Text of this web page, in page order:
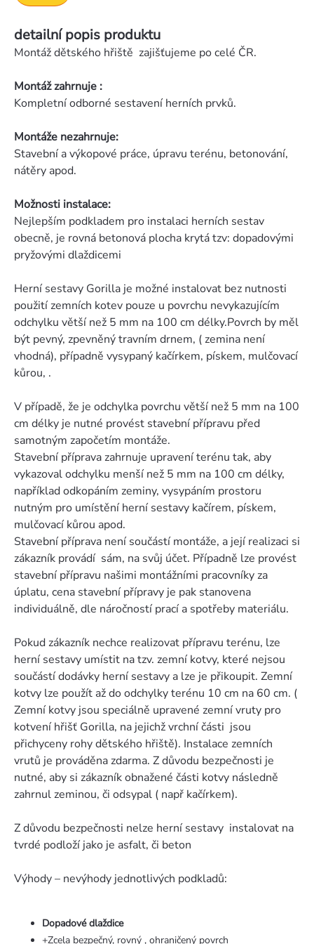
detailní popis produktu
Montáž dětského hřiště zajišťujeme po celé ČR.
Montáž zahrnuje :
Kompletní odborné sestavení herních prvků.
Montáže nezahrnuje:
Stavební a výkopové práce, úpravu terénu, betonování,
nátěry apod.
Možnosti instalace:
Nejlepším podkladem pro instalaci herních sestav
obecně, je rovná betonová plocha krytá tzv: dopadovými
pryžovými dlaždicemi
Herní sestavy Gorilla je možné instalovat bez nutnosti
použití zemních kotev pouze u povrchu nevykazujícím
odchylku větší než 5 mm na 100 cm délky.Povrch by měl
být pevný, zpevněný travním drnem, ( zemina není
vhodná), případně vysypaný kačírkem, pískem, mulčovací
kůrou, .
V případě, že je odchylka povrchu větší než 5 mm na 100
cm délky je nutné provést stavební přípravu před
samotným započetím montáže.
Stavební příprava zahrnuje upravení terénu tak, aby
vykazoval odchylku menší než 5 mm na 100 cm délky,
například odkopáním zeminy, vysypáním prostoru
nutným pro umístění herní sestavy kačírem, pískem,
mulčovací kůrou apod.
Stavební příprava není součástí montáže, a její realizaci si
zákazník provádí sám, na svůj účet. Případně lze provést
stavební přípravu našimi montážními pracovníky za
úplatu, cena stavební přípravy je pak stanovena
individuálně, dle náročností prací a spotřeby materiálu.
Pokud zákazník nechce realizovat přípravu terénu, lze
herní sestavy umístit na tzv. zemní kotvy, které nejsou
součástí dodávky herní sestavy a lze je přikoupit. Zemní
kotvy lze použít až do odchylky terénu 10 cm na 60 cm. (
Zemní kotvy jsou speciálně upravené zemní vruty pro
kotvení hřišť Gorilla, na jejichž vrchní části jsou
přichyceny rohy dětského hřiště). Instalace zemních
vrutů je prováděna zdarma. Z důvodu bezpečnosti je
nutné, aby si zákazník obnažené části kotvy následně
zahrnul zeminou, či odsypal ( např kačírkem).
Z důvodu bezpečnosti nelze herní sestavy instalovat na
tvrdé podloží jako je asfalt, či beton
Výhody – nevýhody jednotlivých podkladů:
Dopadové dlaždice
+Zcela bezpečný, rovný , ohraničený povrch